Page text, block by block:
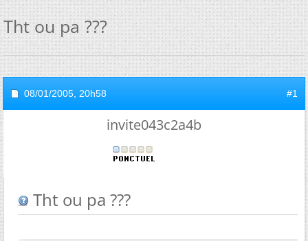
Tht ou pa ???
08/01/2005, 20h58 #1
invite043c2a4b
Tht ou pa ???